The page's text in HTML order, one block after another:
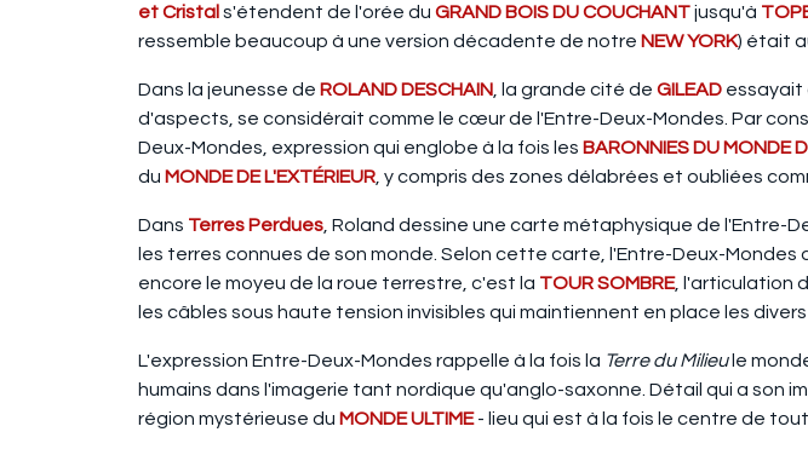
et Cristal s'étendent de l'orée du GRAND BOIS DU COUCHANTjusqu'à
ressemble beaucoup à une version décadente de notre NEW YORK) était
Dans la jeunesse de ROLAND DESCHAIN , la grande cité de GILEAD essayait
d'aspects, se considérait comme le cœur de l'Entre-Deux-Mondes. Par
Deux-Mondes, expression qui englobe à la fois les BARONNIES DU MONDE
du MONDE DE L'EXTÉRIEUR , y compris des zones délabrées et oubliées
Dans Terres Perdues , Roland dessine une carte métaphysique de l'Entre-
les terres connues de son monde. Selon cette carte, l'Entre-Deux-
encore le moyeu de la roue terrestre, c'est la TOUR SOMBRE, l'articulation
les câbles sous haute tension invisibles qui maintiennent en place les
L'expression Entre-Deux-Mondes rappelle à la fois la Terre du Milieule
humains dans l'imagerie tant nordique qu'anglo-saxonne. Détail qui a son
région mystérieuse du MONDE ULTIME- lieu qui est à la fois le centre de